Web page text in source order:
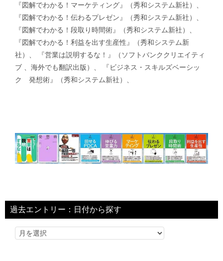
『図解でわかる！マーケティング』（秀和システム新社）、
『図解でわかる！伝わるプレゼン』（秀和システム新社）、
『図解でわかる！段取り時間術』（秀和システム新社）、
『図解でわかる！利益を出す生産性』（秀和システム新
社）、 『営業は説明するな！』（ソフトバンククリエイティ
ブ 、海外でも翻訳出版）、 『ビジネス・スキルズベーシッ
ク 発想術』（秀和システム新社）、
過去エントリー：日付から探す